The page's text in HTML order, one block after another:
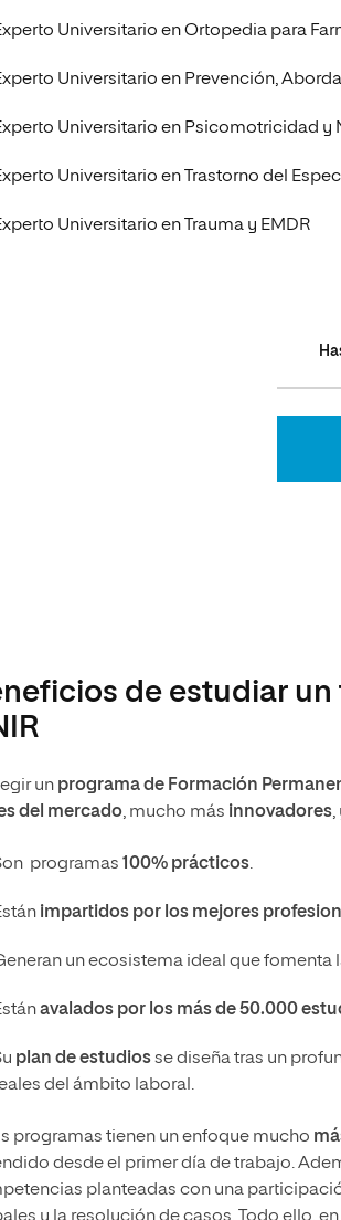
Universitario en Ortopedia para
Universitario en Prevención,
Universitario en Psicomotricidad y
Universitario en Trastorno del
Universitario en Trauma y EMDR
de estudiar
un programa de Formación
del mercado, mucho más innovadores,
programas 100% prácticos.
impartidos por los mejores
un ecosistema ideal que fomenta
avalados por los más de 50.000
plan de estudiosse diseña tras un
del ámbito laboral.
programas tienen un enfoque mucho
desde el primer día de trabajo.
planteadas con una